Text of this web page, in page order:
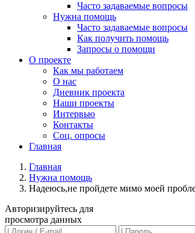
Часто задаваемые вопросы
Нужна помощь
Часто задаваемые вопросы
Как получить помощь
Запросы о помощи
О проекте
Как мы работаем
О нас
Дневник проекта
Наши проекты
Интервью
Контакты
Соц. опросы
Главная
Главная
Нужна помощь
Надеюсь,не пройдете мимо моей
Авторизируйтесь для
просмотра данных